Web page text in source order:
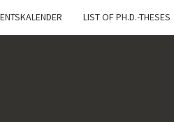
LIST OF PH.D.-THESES